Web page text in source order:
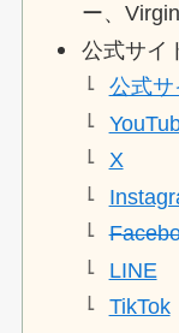
ー、
公式サイ
公式サ
X
LINE
TikTok